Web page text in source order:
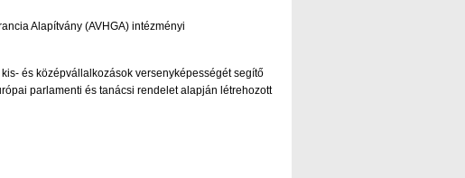
Alapítvány (AVHGA) intézményi
és középvállalkozások versenyképességét segítő
parlamenti és tanácsi rendelet alapján létrehozott